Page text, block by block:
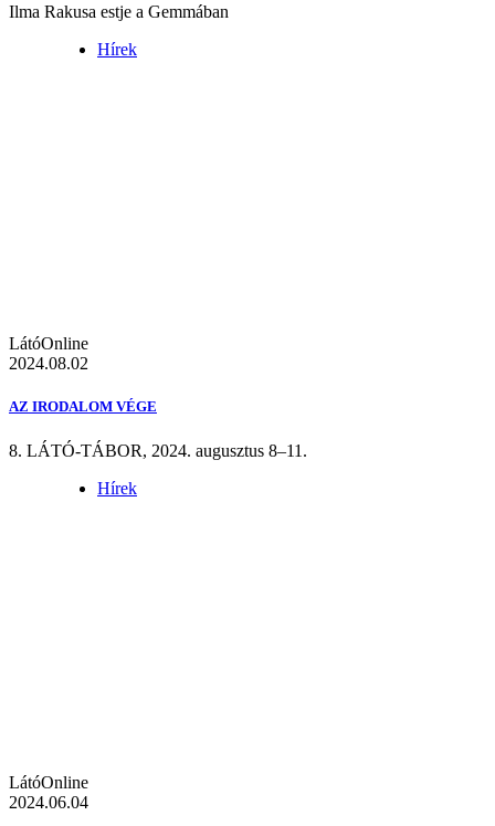
Ilma Rakusa estje a Gemmában
Hírek
LátóOnline
2024.08.02
AZ IRODALOM VÉGE
8. LÁTÓ-TÁBOR, 2024. augusztus 8–11.
Hírek
LátóOnline
2024.06.04